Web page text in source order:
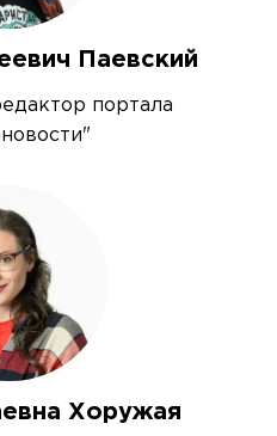
Паевский
портала
Хоружая